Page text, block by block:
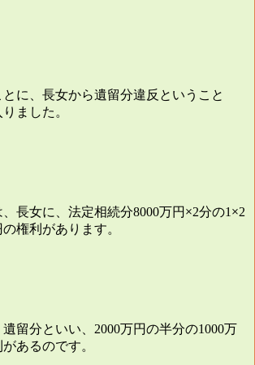
に、長女から遺留分違反ということ
ました。
長女に、法定相続分8000万円×2分の1×2
権利があります。
留分といい、 2000万円の半分の1000万
あるのです。